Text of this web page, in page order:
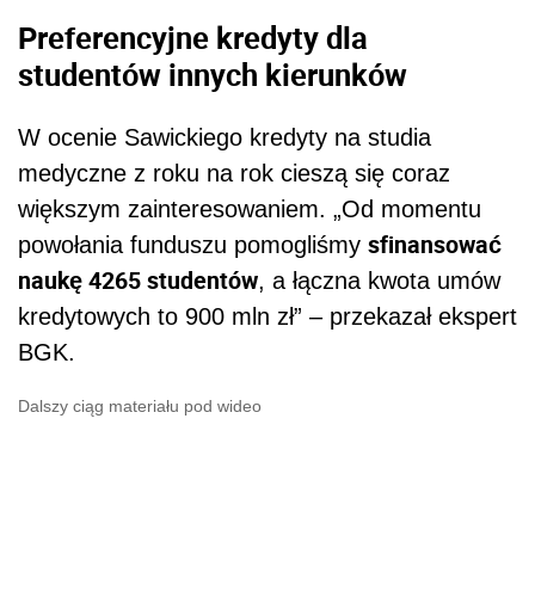
Preferencyjne kredyty dla
studentów innych kierunków
W ocenie Sawickiego kredyty na studia
medyczne z roku na rok cieszą się coraz
większym zainteresowaniem. „Od momentu
powołania funduszu pomogliśmy sfinansować
naukę 4265 studentów, a łączna kwota umów
kredytowych to 900 mln zł” – przekazał ekspert
BGK.
Dalszy ciąg materiału pod wideo